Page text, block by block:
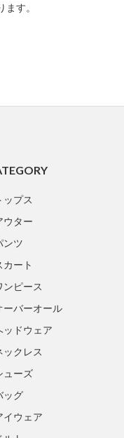
す。
ップス
ウター
ンツ
カート
ンピース
ーバーオール
ッドウェア
ックレス
ューズ
ッグ
イウェア